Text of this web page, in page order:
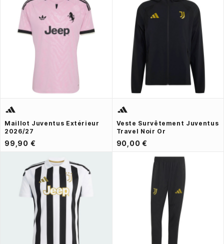
Maillot Juventus Extérieur
2026/27
99,90 €
Veste Survêtement Juventus
Travel Noir Or
90,00 €